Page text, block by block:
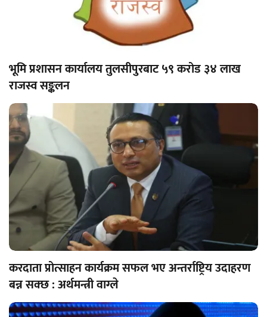
भूमि प्रशासन कार्यालय तुलसीपुरबाट ५९ करोड ३४ लाख
राजस्व सङ्कलन
करदाता प्रोत्साहन कार्यक्रम सफल भए अन्तर्राष्ट्रिय उदाहरण
बन्न सक्छ : अर्थमन्त्री वाग्ले